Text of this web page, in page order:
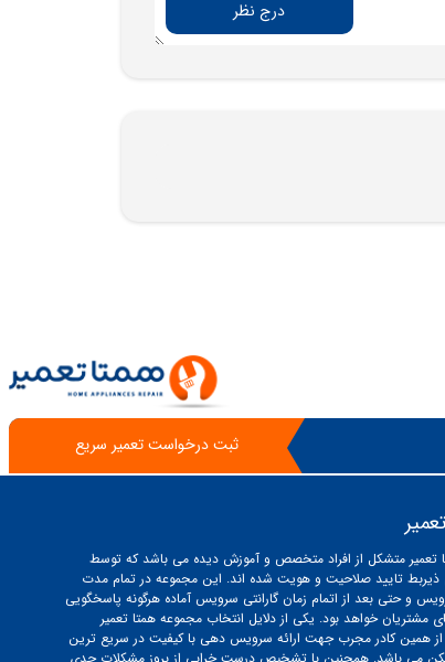
درج نظر
ثبت درخواست تعمیر سریع
تعمیر متشکل از افراد متخصص و آموزش دیده می باشد که توسط
ذیربط تایید صلاحیت و هویت شده اند. این مجموعه در تمام مدت
و حتی بعد از اتمام زمان گارانتی سرویس آماده هرگونه پاسخگویی
مشتریان خواهد بود. یکی از دلایل انتخاب مجموعه همتا تعمیر
از همین کادر مجرب جهت ارائه سرویس دهی با کیفیت در سریع ترین